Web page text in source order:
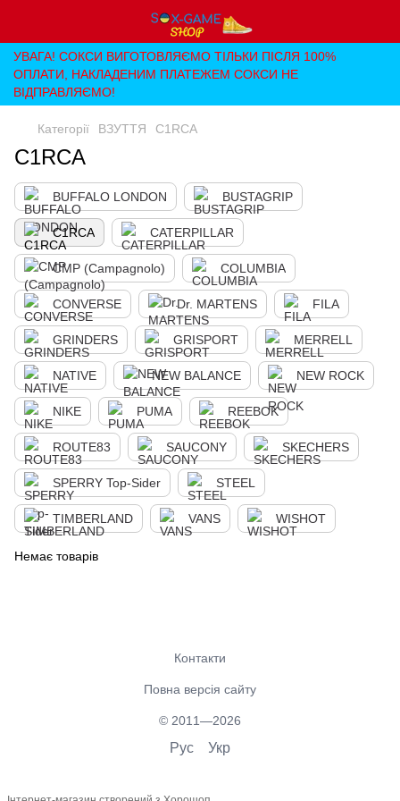
УВАГА! СОКСИ ВИГОТОВЛЯЄМО ТІЛЬКИ ПІСЛЯ 100%
ОПЛАТИ, НАКЛАДЕНИМ ПЛАТЕЖЕМ СОКСИ НЕ
ВІДПРАВЛЯЄМО!
Категорії ВЗУТТЯ C1RCA
C1RCA
BUFFALO LONDON BUSTAGRIP
C1RCA CATERPILLAR
CMP (Campagnolo) COLUMBIA
CONVERSE Dr. MARTENS FILA
GRINDERS GRISPORT MERRELL
NATIVE NEW BALANCE NEW ROCK
NIKE PUMA REEBOK
ROUTE83 SAUCONY SKECHERS
SPERRY Top-Sider STEEL
TIMBERLAND VANS WISHOT
Немає товарів
Контакти
Повна версія сайту
© 2011—2026
Рус Укр